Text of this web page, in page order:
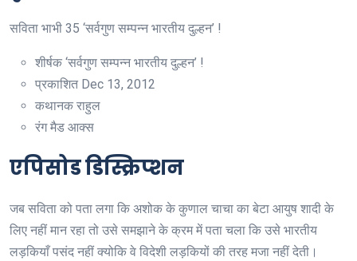
सविता भाभी 35 ‘सर्वगुण सम्पन्न भारतीय दुल्हन’ !
शीर्षक ‘सर्वगुण सम्पन्न भारतीय दुल्हन’ !
प्रकाशित Dec 13, 2012
कथानक राहुल
रंगमैड आक्स
एपिसोड डिस्क्रिप्शन
जब सविता को पता लगा कि अशोक के कुणाल चाचा का बेटा आयुष शादी के
लिए नहीं मान रहा तो उसे समझाने के क्रम में पता चला कि उसे भारतीय
लड़कियाँ पसंद नहीं क्योकि वे विदेशी लड़कियों की तरह मजा नहीं देती।